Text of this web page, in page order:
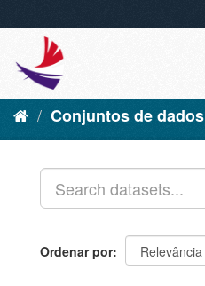
Conjuntos de dados
Ordenar por